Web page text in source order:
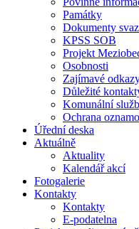
Památky
Dokumenty
KPSS SOB
Projekt
Osobnosti
Zajímavé
Důležité
Komunální
Ochrana
Úřední deska
Aktuálně
Aktuality
Kalendář akcí
Fotogalerie
Kontakty
Kontakty
E-podatelna